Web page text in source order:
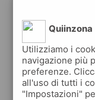
Quiinzona
Utilizziamo i
navigazione più
preferenze.
all'uso di tutti i
"Impostazioni"